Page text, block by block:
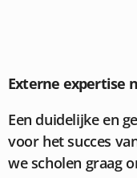
Externe expertise
Een duidelijke en
voor het succes
we scholen graag